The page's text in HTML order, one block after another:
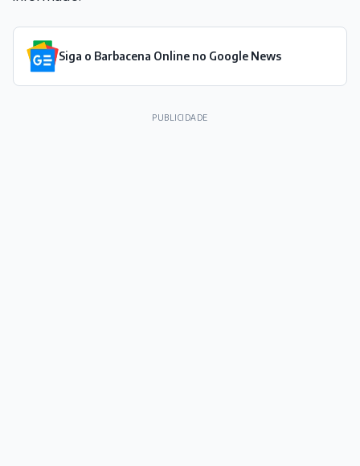
Siga o Barbacena Online no Google News
PUBLICIDADE